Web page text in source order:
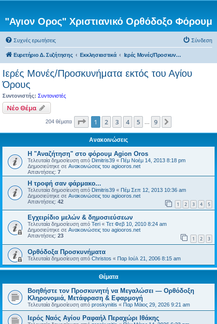
"Αγιον Ορος" Χριστιανικό Ορθόδοξο Φόρουμ
Συχνές ερωτήσεις Σύνδεση
Ευρετήριο Δ. Συζήτησης Εκκλησιαστικά Ιερές Μονές/Προσκυνήματα εκτός του Αγίου Όρους
Ιερές Μονές/Προσκυνήματα εκτός του Αγίου
Όρους
Συντονιστής: Συντονιστές
Νέο Θέμα
204 θέματα Σελίδα από9
1 2 3 4 5 9
Ανακοινώσεις
Η "Αναζήτηση" στο φόρουμ Agion Oros
Τελευταία δημοσίευση από Dimitris39 « Πέμ Νοέμ 14, 2013 8:18 pm
Δημοσιεύτηκε σε Ανακοινώσεις του agiooros.net
Απαντήσεις: 7
H τροφή σαν φάρμακο...
Τελευταία δημοσίευση από Dimitris39 « Πέμ Σεπ 12, 2013 10:36 am
Δημοσιεύτηκε σε Ανακοινώσεις του agiooros.net
Απαντήσεις: 42 1 2 3 4 5
Εγχειρίδιο μελών & δημοσιεύσεων
Τελευταία δημοσίευση από Teri « Τετ Φεβ 10, 2010 8:24 am
Δημοσιεύτηκε σε Ανακοινώσεις του agiooros.net
Απαντήσεις: 23 1 2 3
Ορθόδοξα Προσκυνήματα
Τελευταία δημοσίευση από Christos « Παρ Ιούλ 21, 2006 8:15 am
Θέματα
Βοηθήστε τον Προσκυνητή να Μεγαλώσει — Ορθόδοξη
Κληρονομιά, Μετάφραση & Εφαρμογή
Τελευταία δημοσίευση από proskynitis « Παρ Μάιος 29, 2026 9:21 am
Ιερός Ναός Αγίου Ραφαήλ Περαχώρι Ιθάκης